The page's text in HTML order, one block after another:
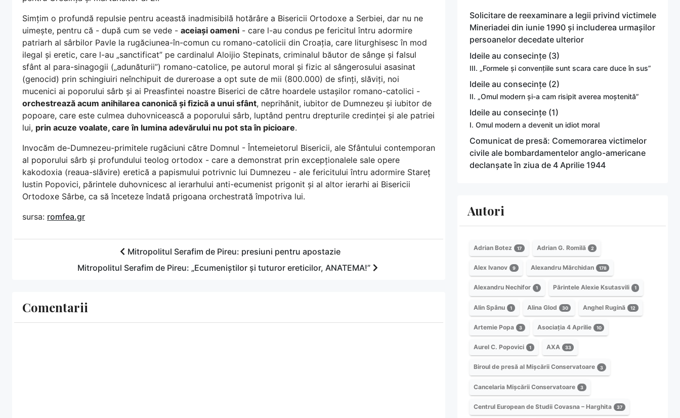
Simțim o profundă repulsie pentru această inadmisibilă hotărâre a Bisericii Ortodoxe a Serbiei, dar nu ne
uimește, pentru că - după cum se vede - aceiași oameni - care l-au condus pe fericitul întru adormire
patriarh al sârbilor Pavle la rugăciunea-în-comun cu romano-catolicii din Croația, care liturghisesc în mod
ilegal și eretic, care l-au „sanctificat” pe cardinalul Aloijio Stepinats, criminalul băutor de sânge și falsul
sfânt al para-sinagogii („adunăturii”) romano-catolice, pe autorul moral și fizic al sângerosului asasinat
(genocid) prin schingiuiri neînchipuit de dureroase a opt sute de mii (800.000) de sfinți, slăviți, noi
mucenici ai poporului sârb și ai Preasfintei noastre Biserici de către hoardele ustașilor romano-catolici -
orchestrează acum anihilarea canonică și fizică a unui sfânt, neprihănit, iubitor de Dumnezeu și iubitor de
popoare, care este culmea duhovnicească a poporului sârb, luptând pentru drepturile credinței și ale patriei
lui, prin acuze voalate, care în lumina adevărului nu pot sta în picioare.
Invocăm de-Dumnezeu-primitele rugăciuni către Domnul - Întemeietorul Bisericii, ale Sfântului contemporan
al poporului sârb și profundului teolog ortodox - care a demonstrat prin excepționalele sale opere
kakodoxia (reaua-slăvire) eretică a papismului potrivnic lui Dumnezeu - ale fericitului întru adormire Stareț
Iustin Popovici, părintele duhovnicesc al ierarhului anti-ecumenist prigonit și al altor ierarhi ai Bisericii
Ortodoxe Sârbe, ca să înceteze îndată prigoana orchestrată împotriva lui.
sursa: romfea.gr
Mitropolitul Serafim de Pireu: presiuni pentru apostazie
Mitropolitul Serafim de Pireu: „Ecumeniștilor și tuturor ereticilor, ANATEMA!”
Comentarii
Solicitare de reexaminare a legii privind victimele
Mineriadei din iunie 1990 și includerea urmașilor
persoanelor decedate ulterior
Ideile au consecințe (3)
III. „Formele și convențiile sunt scara care duce în sus”
Ideile au consecințe (2)
II. „Omul modern și-a cam risipit averea moștenită”
Ideile au consecințe (1)
I. Omul modern a devenit un idiot moral
Comunicat de presă: Comemorarea victimelor
civile ale bombardamentelor anglo-americane
declanșate în ziua de 4 Aprilie 1944
Autori
Adrian Botez 17 Adrian G. Romilă 2
Alex Ivanov 9 Alexandru Mărchidan 178
Alexandru Nechifor 1 Părintele Alexie Ksutasvili 1
Alin Spânu 1 Alina Glod 30 Anghel Rugină 12
Artemie Popa 3 Asociația 4 Aprilie 10
Aurel C. Popovici 1 AXA 33
Biroul de presă al Mișcării Conservatoare 3
Cancelaria Mișcării Conservatoare 3
Centrul European de Studii Covasna – Harghita 37